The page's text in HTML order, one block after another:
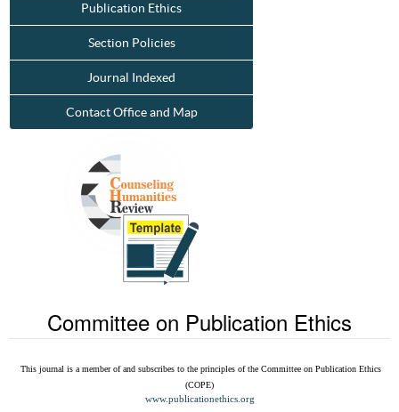
Publication Ethics
Section Policies
Journal Indexed
Contact Office and Map
Committee on Publication Ethics
This journal is a member of and subscribes to the principles of the Committee on Publication Ethics
(COPE)
www.publicationethics.org